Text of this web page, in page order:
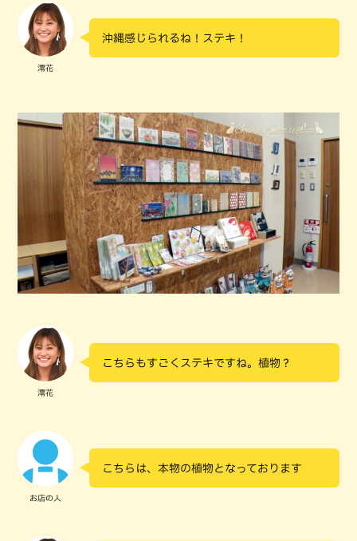
澪花
沖縄感じられるね！ステキ！
澪花
こちらもすごくステキですね。植物？
お店の人
こちらは、本物の植物となっております